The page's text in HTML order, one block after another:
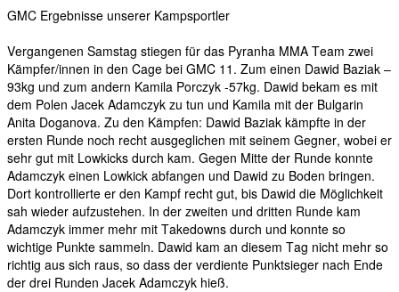
GMC Ergebnisse unserer Kampsportler
Vergangenen Samstag stiegen für das Pyranha MMA Team zwei
Kämpfer/innen in den Cage bei GMC 11. Zum einen Dawid Baziak –
93kg und zum andern Kamila Porczyk -57kg. Dawid bekam es mit
dem Polen Jacek Adamczyk zu tun und Kamila mit der Bulgarin
Anita Doganova. Zu den Kämpfen: Dawid Baziak kämpfte in der
ersten Runde noch recht ausgeglichen mit seinem Gegner, wobei er
sehr gut mit Lowkicks durch kam. Gegen Mitte der Runde konnte
Adamczyk einen Lowkick abfangen und Dawid zu Boden bringen.
Dort kontrollierte er den Kampf recht gut, bis Dawid die Möglichkeit
sah wieder aufzustehen. In der zweiten und dritten Runde kam
Adamczyk immer mehr mit Takedowns durch und konnte so
wichtige Punkte sammeln. Dawid kam an diesem Tag nicht mehr so
richtig aus sich raus, so dass der verdiente Punktsieger nach Ende
der drei Runden Jacek Adamczyk hieß.